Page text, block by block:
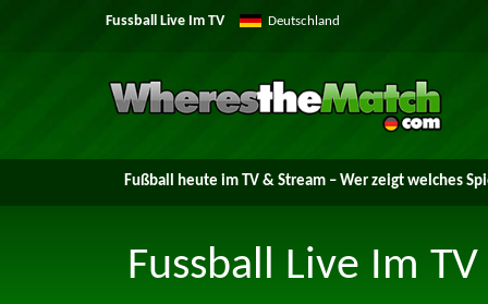
Fussball Live Im TV Deutschland
Fußball heute im TV & Stream – Wer zeigt welches
Fussball Live Im TV